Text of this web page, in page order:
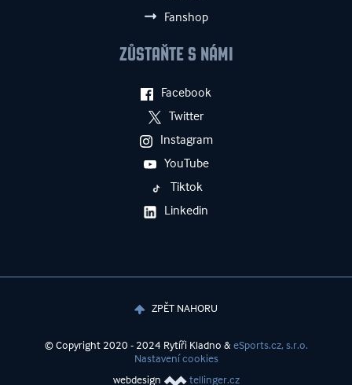
Fanshop
ZŮSTAŇTE S NÁMI
Facebook
Twitter
Instagram
YouTube
Tiktok
Linkedin
© Copyright 2020 - 2024 Rytíři Kladno & eSports.cz, s.r.o.
Nastavení cookies
ZPĚT NAHORU
webdesign tellinger.cz